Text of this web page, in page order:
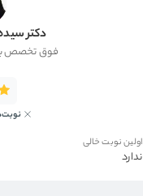
دکتر
فوق تخصص
اولین نوبت خالی
ندارد